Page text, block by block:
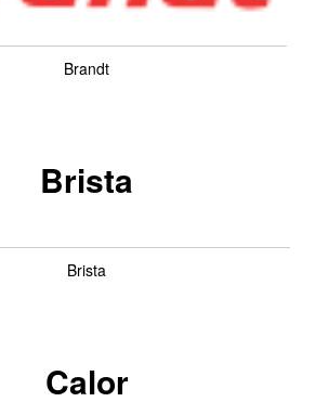
Brandt
Brista
Brista
Calor